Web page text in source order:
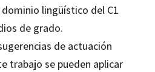
lingüístico del C1
de grado.
de actuación
trabajo se pueden aplicar